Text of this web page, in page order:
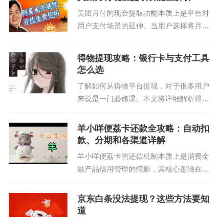
用户使用白条取现功能时，平台确实会在
后台自动处理用户的提...
美团月付的现金提取功能本质上是平台对
用户支付场景的延伸。当用户选择将月付
足了特定群体的即时需求，例如临时应急
支出或线下支付场景中...
得物提现攻略：银行卡与支付工具
怎么选
了解如何从得物平台提现，对于很多用户
来说是一门必修课。本文将详细解析得物
提供两种主要的提现方式——银行卡提现
和微信/支付宝转账。这两种方式的选择
羊小咩便荔卡还款全攻略：自动扣
款、分期和各渠道详解
羊小咩便荔卡的还款机制本质上是消费金
融产品信用管理的缩影，其核心逻辑在于
户需明确还款账户与卡号的绑定关系，系
统会根据预设的还款规则自动匹配对应账
京东白条没法提现？这些方法要知
道